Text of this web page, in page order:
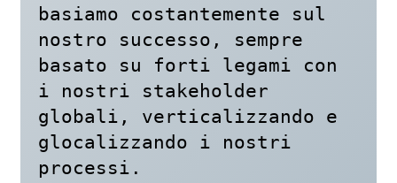
basiamo costantemente sul
nostro successo, sempre
basato su forti legami con
i nostri stakeholder
globali, verticalizzando e
glocalizzando i nostri
processi.